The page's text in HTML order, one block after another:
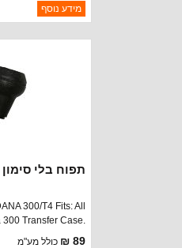
ברקוד: 3209971
יצרן:AUTOMOTIVE
מידע נוסף
תפוח בלי סימון
300/T4 Fits: All
Transfer Case.
T4 or T5 Manual
89 ₪ כולל מע"מ